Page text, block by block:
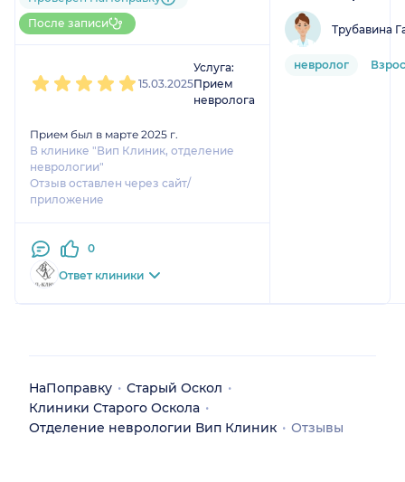
До 5 записей через
НаПоправку
После записи
15.03.2025
Услуга:
Прием
невролога
Прием был в марте 2025 г.
В клинике "Вип Клиник, отделение
неврологии"
Отзыв оставлен через сайт/
приложение
0
Ответ клиники
Трубавина
невролог
НаПоправку
Старый Оскол
Клиники Старого Оскола
Отделение неврологии Вип Клиник
Отзывы